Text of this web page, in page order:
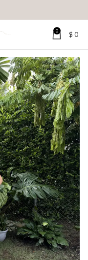
0 $ 0